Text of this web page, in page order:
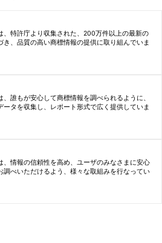
、特許庁より収集された、200万件以上の最新の
き、品質の高い商標情報の提供に取り組んでいま
、誰もが安心して商標情報を調べられるように、
ータを収集し、レポート形式で広く提供していま
、情報の信頼性を高め、ユーザのみなさまに安心
調べいただけるよう、様々な取組みを行なってい